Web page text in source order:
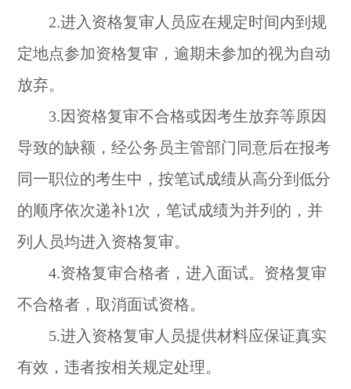
2.进入资格复审人员应在规定时间内到规
定地点参加资格复审，逾期未参加的视为自动
放弃。
3.因资格复审不合格或因考生放弃等原因
导致的缺额，经公务员主管部门同意后在报考
同一职位的考生中，按笔试成绩从高分到低分
的顺序依次递补1次，笔试成绩为并列的，并
列人员均进入资格复审。
4.资格复审合格者，进入面试。资格复审
不合格者，取消面试资格。
5.进入资格复审人员提供材料应保证真实
有效，违者按相关规定处理。